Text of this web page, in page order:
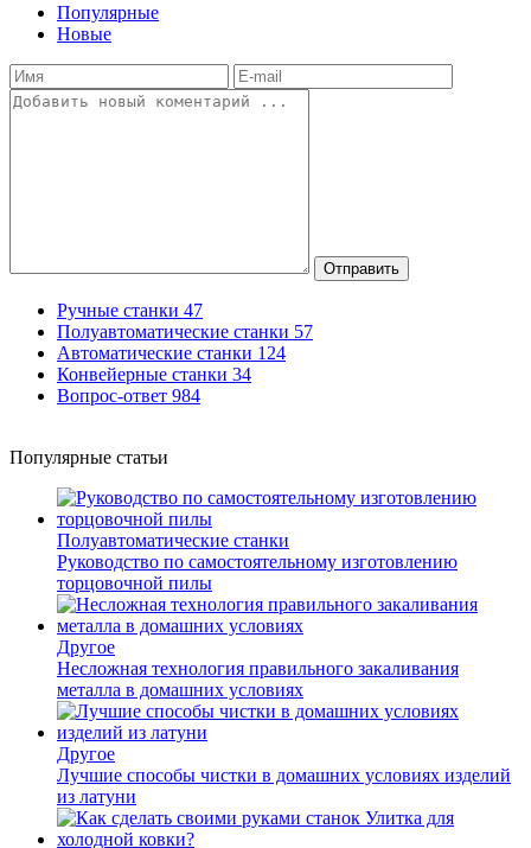
Популярные
Новые
Отправить
Ручные станки 47
Полуавтоматические станки 57
Автоматические станки 124
Конвейерные станки 34
Вопрос-ответ 984
Популярные статьи
Полуавтоматические станки
Руководство по самостоятельному изготовлению
торцовочной пилы
Другое
Несложная технология правильного закаливания
металла в домашних условиях
Другое
Лучшие способы чистки в домашних условиях изделий
из латуни